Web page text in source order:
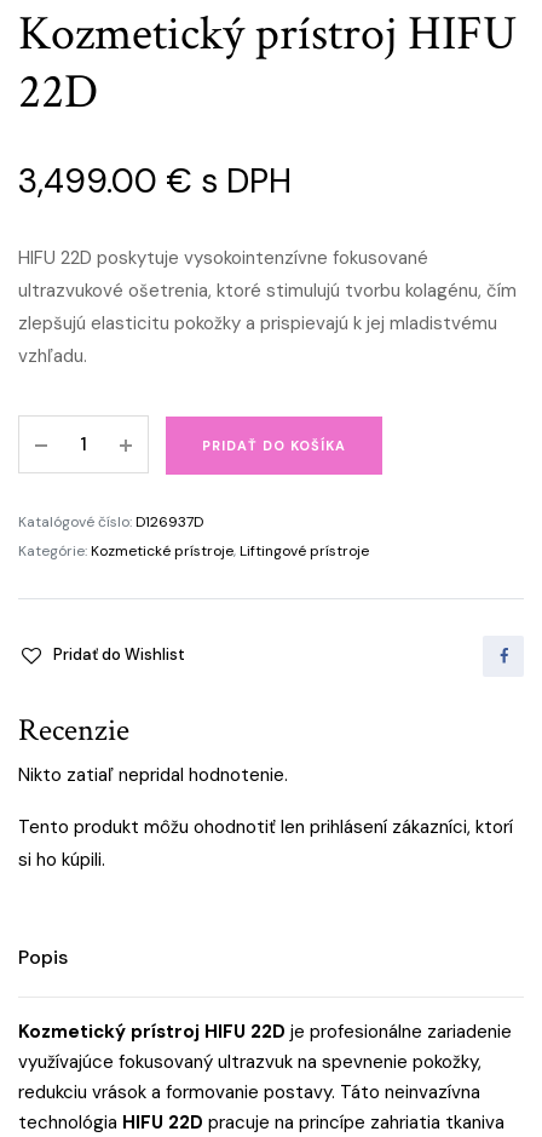
Kozmetický prístroj HIFU
22D
3,499.00 € s DPH
HIFU 22D poskytuje vysokointenzívne fokusované
ultrazvukové ošetrenia, ktoré stimulujú tvorbu kolagénu, čím
zlepšujú elasticitu pokožky a prispievajú k jej mladistvému
vzhľadu.
prístroj
22D
quantity
PRIDAŤ DO KOŠÍKA
Katalógové číslo:D126937D
Kategórie:Kozmetické prístroje,Liftingové prístroje
Pridať do Wishlist
Recenzie
Nikto zatiaľ nepridal hodnotenie.
Tento produkt môžu ohodnotiť len prihlásení zákazníci, ktorí
si ho kúpili.
Popis
Kozmetický prístroj HIFU 22D je profesionálne zariadenie
využívajúce fokusovaný ultrazvuk na spevnenie pokožky,
redukciu vrások a formovanie postavy. Táto neinvazívna
technológia HIFU 22D pracuje na princípe zahriatia tkaniva